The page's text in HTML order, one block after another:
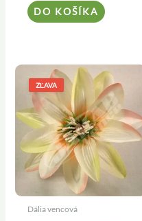
DO KOŠÍKA
ZĽAVA
Dália vencová
Pôvodná
cena
bola:
0,25 €.
Aktuálna
cena
je:
0,22 €.